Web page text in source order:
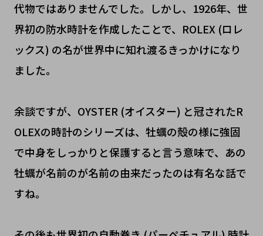
代物ではありませんでした。しかし、1926年、世
界初の防水時計を作成したことで、ROLEX (ロレ
ックス) の名が世界中に知れ渡るきっかけになり
ました。
余談ですが、OYSTER (オイスター) と冠されたR
OLEXの時計のシリーズは、牡蠣の殻の様に強固
で中身をしっかりと保護すると言う意味で、あの
牡蠣が名前のが名前の由来だったのは有名な話で
すね。